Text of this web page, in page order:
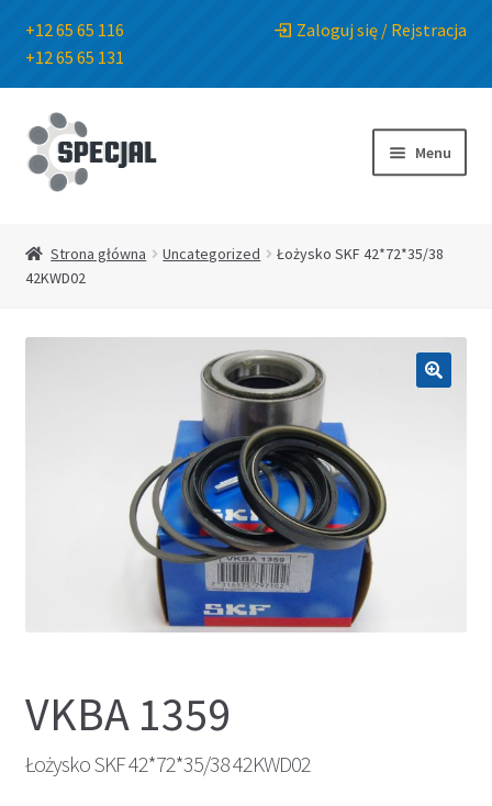
+12 65 65 116
+12 65 65 131
Zaloguj się / Rejstracja
Przejdź
do
nawigacji
Przejdź
do
treści
Menu
Sklep
O Firmie
Strona główna Uncategorized
Łożysko SKF 42*72*35/38
42KWD02
VKBA 1359
Łożysko SKF 42*72*35/38 42KWD02